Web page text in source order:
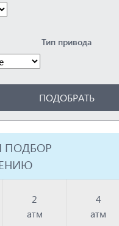
Тип привода
ПОДБОР
2
атм
4
атм